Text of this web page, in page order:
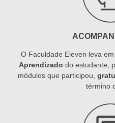
O Faculdade Eleven leva
Aprendizado do estudante,
módulos que participou,
término